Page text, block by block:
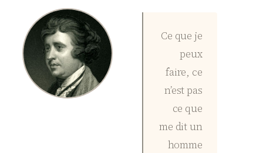
Ce que je
peux
faire, ce
n’est pas
ce que
me dit un
homme